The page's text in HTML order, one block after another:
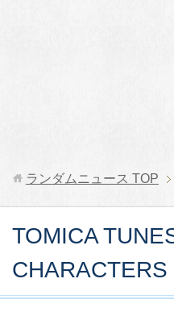
ランダムニュース TOP
TOMICA
CHARACTERS